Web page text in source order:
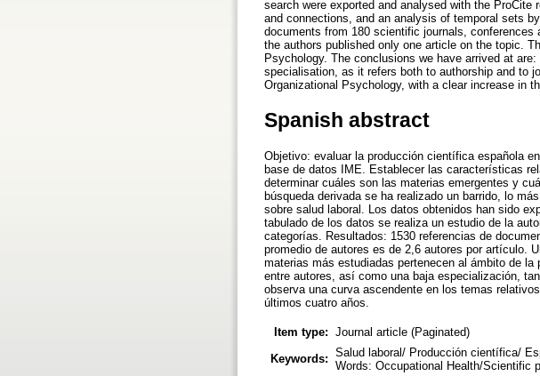
search were exported and analysed with the
and connections, and an analysis of temporal sets
documents from 180 scientific journals,
the authors published only one article on the topic.
Psychology. The conclusions we have arrived at
specialisation, as it refers both to authorship and to
Organizational Psychology, with a clear increase in
Spanish abstract
Objetivo: evaluar la producción científica española
base de datos IME. Establecer las características
determinar cuáles son las materias emergentes y
búsqueda derivada se ha realizado un barrido, lo
sobre salud laboral. Los datos obtenidos han sido
tabulado de los datos se realiza un estudio de la
categorías. Resultados: 1530 referencias de
promedio de autores es de 2,6 autores por artículo.
materias más estudiadas pertenecen al ámbito de
entre autores, así como una baja especialización,
observa una curva ascendente en los temas
últimos cuatro años.
Item type: Journal article (Paginated)
Keywords: Salud laboral/ Producción científica/
Words: Occupational Health/Scientific